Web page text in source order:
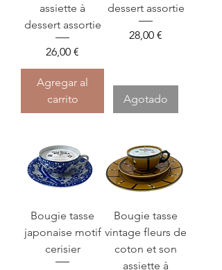
assiette à
dessert assortie
Precio
26,00 €
Agregar al
carrito
dessert assortie
Precio
28,00 €
Agotado
Bougie tasse
japonaise motif
cerisier
Bougie tasse
vintage fleurs de
coton et son
assiette à